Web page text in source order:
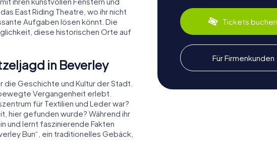
East Riding Theatre, wo ihr nicht
Aufgaben lösen könnt. Die
diese historischen Orte auf
in Beverley
Geschichte und Kultur der Stadt.
Vergangenheit erlebt.
für Textilien und Leder war?
hier gefunden wurde? Während ihr
und lernt faszinierende Fakten
Bun“, ein traditionelles Gebäck,
Tickets buchen
Für Firmenkunden